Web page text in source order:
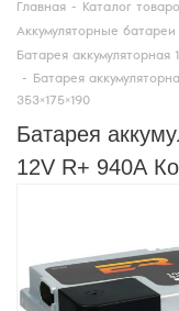
Главная - Каталог
Аккумуляторные батареи
Батарея
-
Батарея
353×175×190
Батарея
12V R+ 940А